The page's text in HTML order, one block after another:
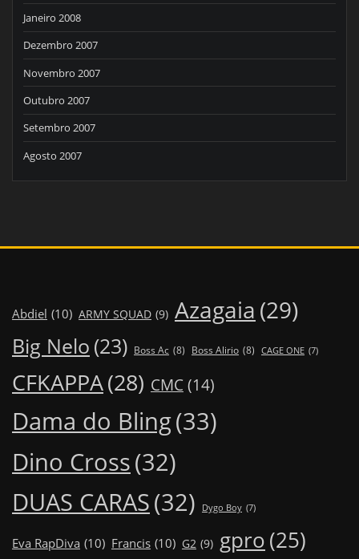
Janeiro 2008
Dezembro 2007
Novembro 2007
Outubro 2007
Setembro 2007
Agosto 2007
Abdiel (10) ARMY SQUAD (9) Azagaia (29)
Big Nelo (23) Boss Ac (8) Boss Alirio (8) CAGE ONE (7)
CFKAPPA(28) CMC (14)
Dama do Bling(33)
Dino Cross(32)
DUAS CARAS(32) Dygo Boy (7)
Eva RapDiva (10) Francis (10) G2 (9) gpro(25)